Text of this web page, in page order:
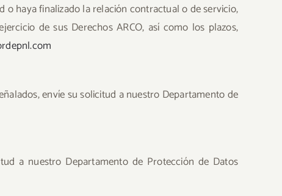
o haya finalizado la relación contractual o de servicio,
de sus Derechos ARCO, así como los plazos,
envíe su solicitud a nuestro Departamento de
a nuestro Departamento de Protección de Datos